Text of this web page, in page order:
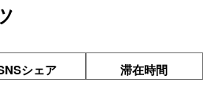
シェア 滞在時間